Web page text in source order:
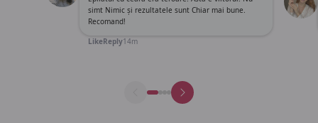
simt Nimic și rezultatele sunt Chiar mai bune.
Recomand!
LikeReply14m